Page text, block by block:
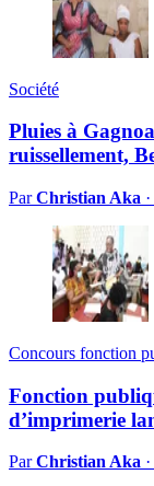
Société
Pluies à
ruissellement,
ParChristian Aka ·
Concours fonction
Fonction
d’imprimerie
ParChristian Aka ·